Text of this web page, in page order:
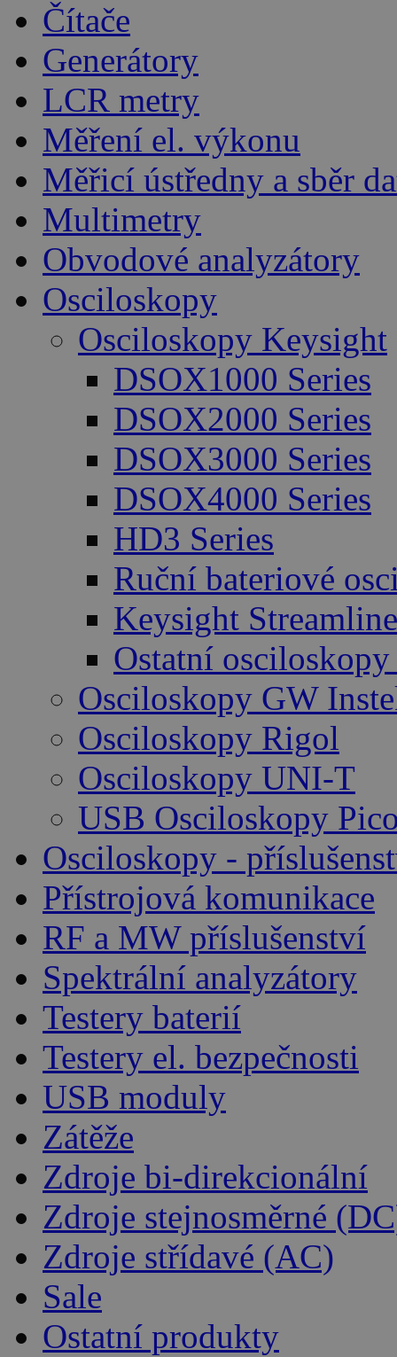
Čítače
Generátory
LCR metry
Měření el. výkonu
Měřicí ústředny a sběr
Multimetry
Obvodové analyzátory
Osciloskopy
Osciloskopy Keysight
DSOX1000 Series
DSOX2000 Series
DSOX3000 Series
DSOX4000 Series
HD3 Series
Ruční bateriové
Keysight
Ostatní
Osciloskopy GW
Osciloskopy Rigol
Osciloskopy UNI-T
USB Osciloskopy
Osciloskopy -
Přístrojová komunikace
RF a MW příslušenství
Spektrální analyzátory
Testery baterií
Testery el. bezpečnosti
USB moduly
Zátěže
Zdroje bi-direkcionální
Zdroje stejnosměrné
Zdroje střídavé (AC)
Sale
Ostatní produkty